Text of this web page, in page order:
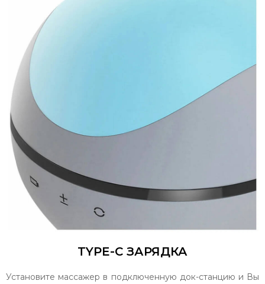
TYPE-C ЗАРЯДКА
Установите массажер в подключенную док-станцию и Вы